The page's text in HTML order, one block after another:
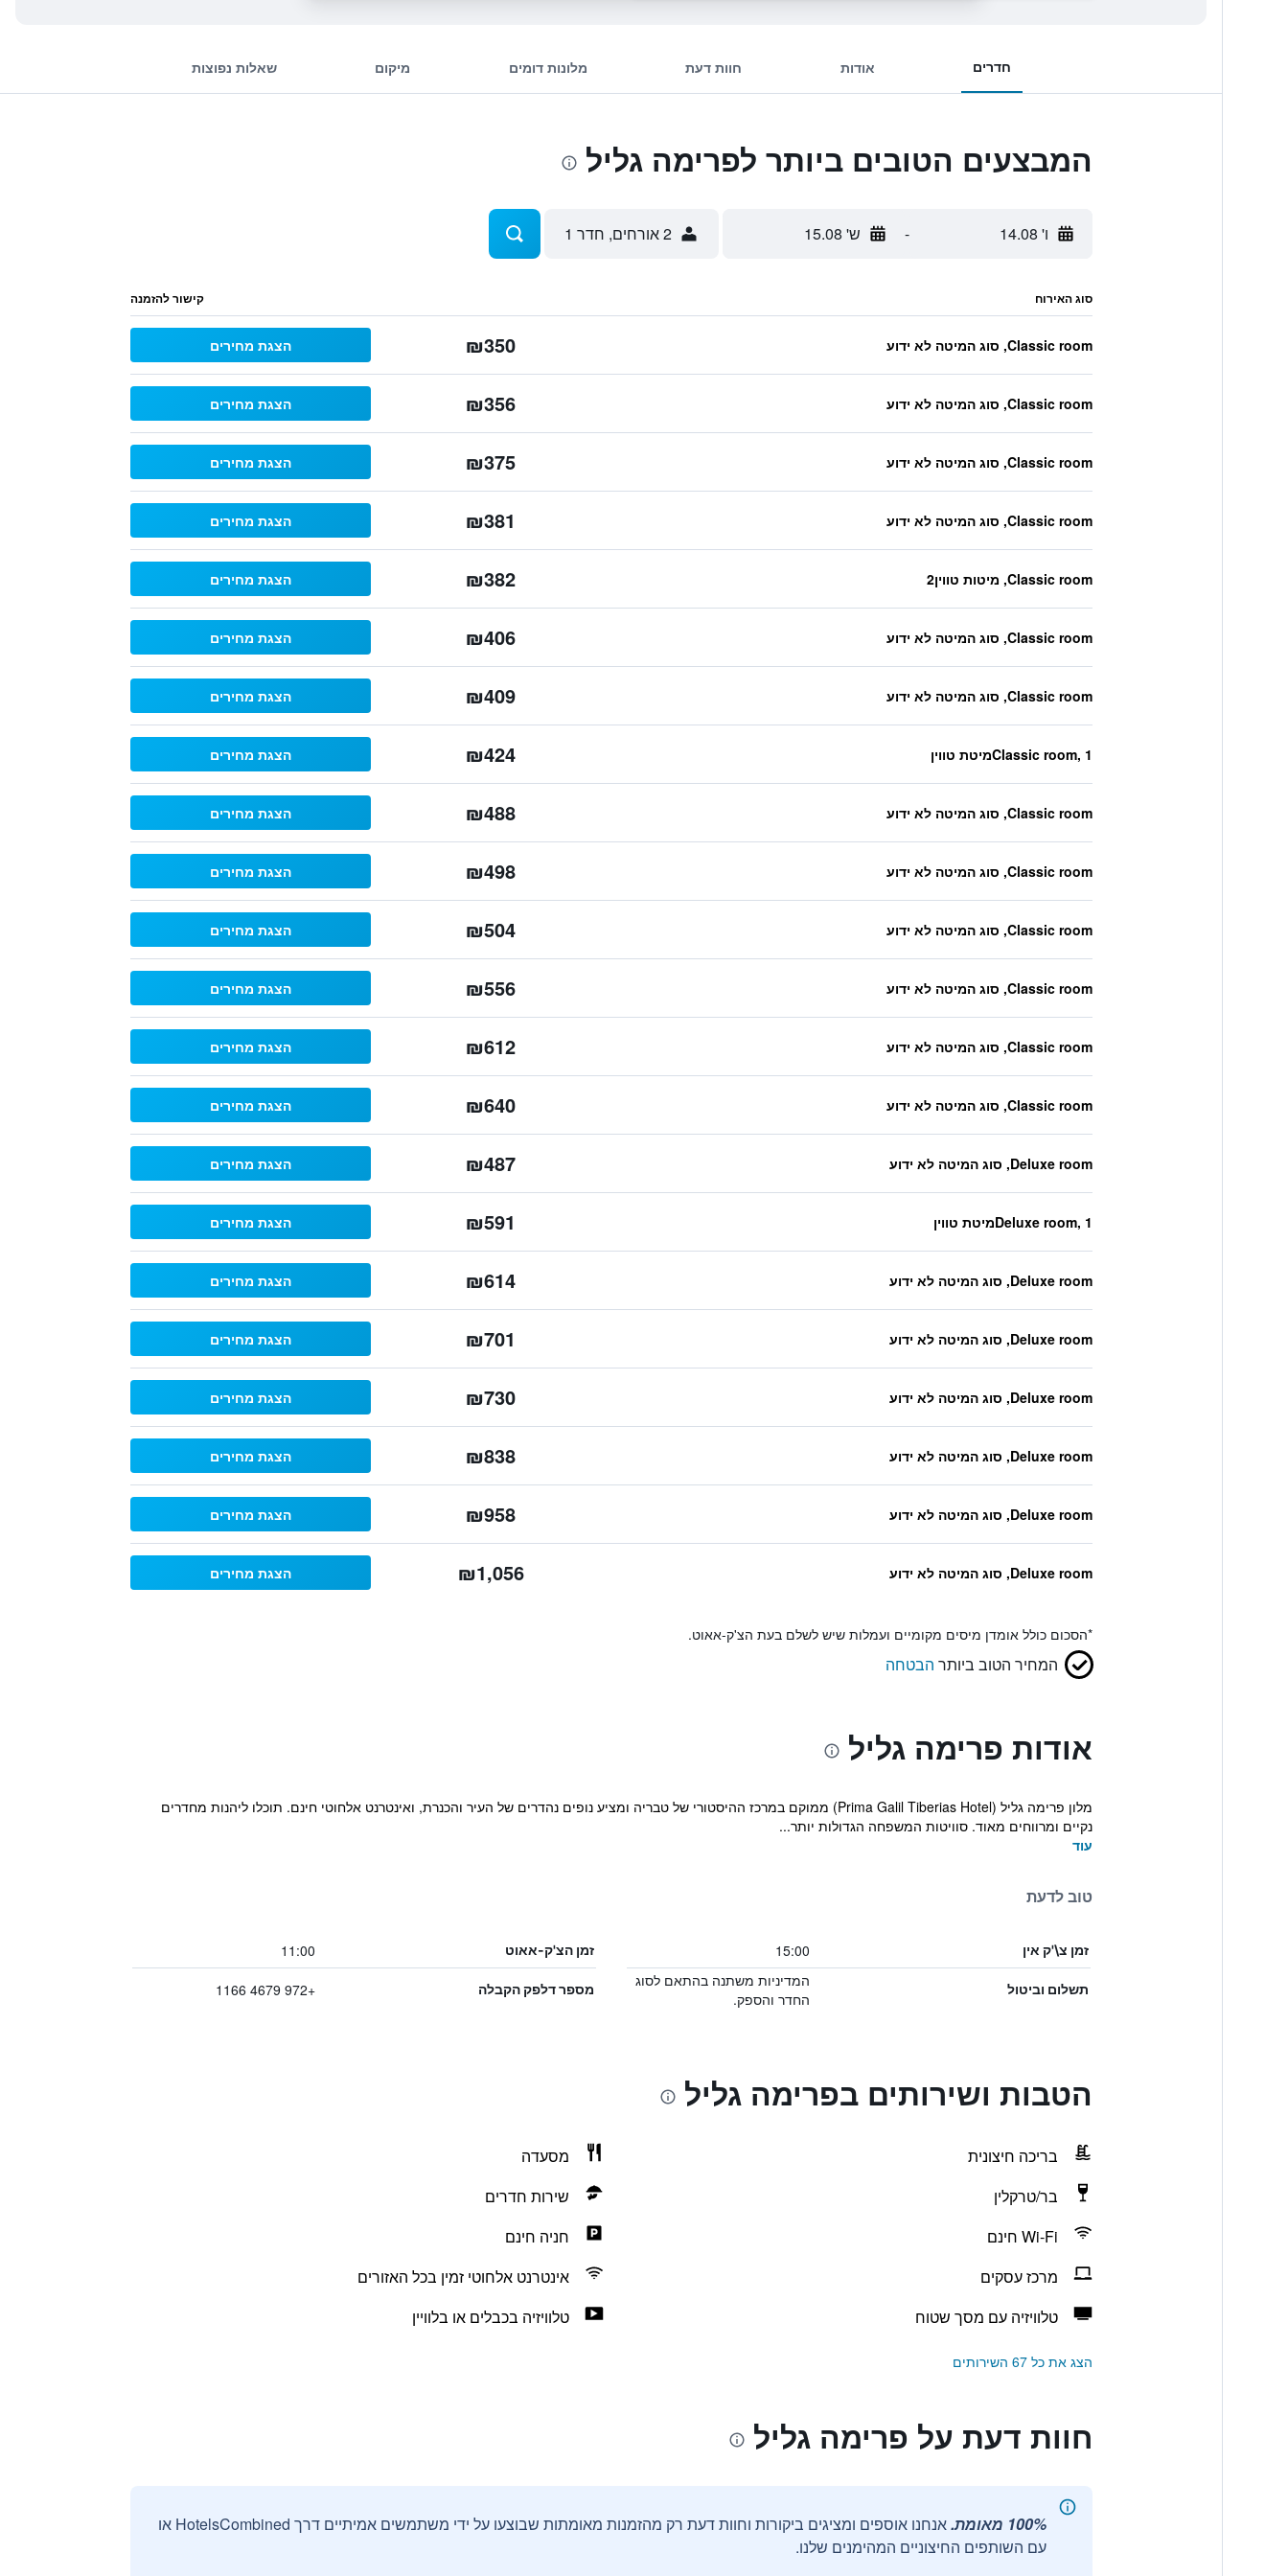
חדרים אודות חוות דעת מלונות דומים מיקום שאלות נפוצות
המבצעים הטובים ביותר לפרימה גליל
ו' 14.08 - ש' 15.08 2 אורחים, חדר 1
סוג האירוח קישור להזמנה
Classic room, סוג המיטה לא ידוע ₪350 הצגת מחירים
Classic room, סוג המיטה לא ידוע ₪356 הצגת מחירים
Classic room, סוג המיטה לא ידוע ₪375 הצגת מחירים
Classic room, סוג המיטה לא ידוע ₪381 הצגת מחירים
Classic room, מיטות טווין2 ₪382 הצגת מחירים
Classic room, סוג המיטה לא ידוע ₪406 הצגת מחירים
Classic room, סוג המיטה לא ידוע ₪409 הצגת מחירים
Classic room, 1מיטת טווין ₪424 הצגת מחירים
Classic room, סוג המיטה לא ידוע ₪488 הצגת מחירים
Classic room, סוג המיטה לא ידוע ₪498 הצגת מחירים
Classic room, סוג המיטה לא ידוע ₪504 הצגת מחירים
Classic room, סוג המיטה לא ידוע ₪556 הצגת מחירים
Classic room, סוג המיטה לא ידוע ₪612 הצגת מחירים
Classic room, סוג המיטה לא ידוע ₪640 הצגת מחירים
Deluxe room, סוג המיטה לא ידוע ₪487 הצגת מחירים
Deluxe room, 1מיטת טווין ₪591 הצגת מחירים
Deluxe room, סוג המיטה לא ידוע ₪614 הצגת מחירים
Deluxe room, סוג המיטה לא ידוע ₪701 הצגת מחירים
Deluxe room, סוג המיטה לא ידוע ₪730 הצגת מחירים
Deluxe room, סוג המיטה לא ידוע ₪838 הצגת מחירים
Deluxe room, סוג המיטה לא ידוע ₪958 הצגת מחירים
Deluxe room, סוג המיטה לא ידוע ₪1,056 הצגת מחירים
*הסכום כולל אומדן מיסים מקומיים ועמלות שיש לשלם בעת הצ'ק-אאוט.
המחיר הטוב ביותר הבטחה
אודות פרימה גליל
מלון פרימה גליל (Prima Galil Tiberias Hotel) ממוקם במרכז ההיסטורי של טבריה ומציע נופים נהדרים של העיר והכנרת, ואינטרנט אלחוטי חינם. תוכלו ליהנות מחדרים
נקיים ומרווחים מאוד. סוויטות המשפחה הגדולות יותר...
עוד
טוב לדעת
זמן צ\'ק אין 15:00 זמן הצ'ק-אאוט 11:00
תשלום וביטול
המדיניות משתנה בהתאם לסוג
החדר והספק.
מספר דלפק הקבלה +972 4679 1166
הטבות ושירותים בפרימה גליל
בריכה חיצונית
מסעדה
בר/טרקלין
שירות חדרים
Wi-Fi חינם
חניה חינם
מרכז עסקים
אינטרנט אלחוטי זמין בכל האזורים
טלוויזיה עם מסך שטוח
טלוויזיה בכבלים או בלוויין
הצג את כל 67 השירותים
חוות דעת על פרימה גליל
100% מאומת.
אנחנו אוספים ומציגים ביקורות וחוות דעת רק מהזמנות מאומתות שבוצעו על ידי משתמשים אמיתיים דרך HotelsCombined או
עם השותפים החיצוניים המהימנים שלנו.